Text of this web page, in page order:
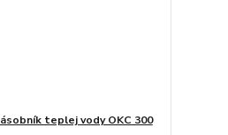
teplej vody OKC 300